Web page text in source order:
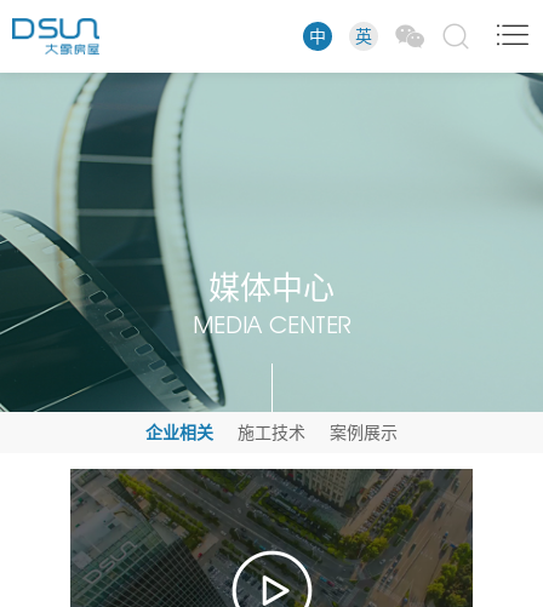
中 英
媒体中心
MEDIA CENTER
企业相关 施工技术 案例展示